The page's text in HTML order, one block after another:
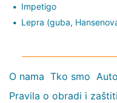
Impetigo
Lepra (guba,
O nama Tko smo
Pravila o obradi i